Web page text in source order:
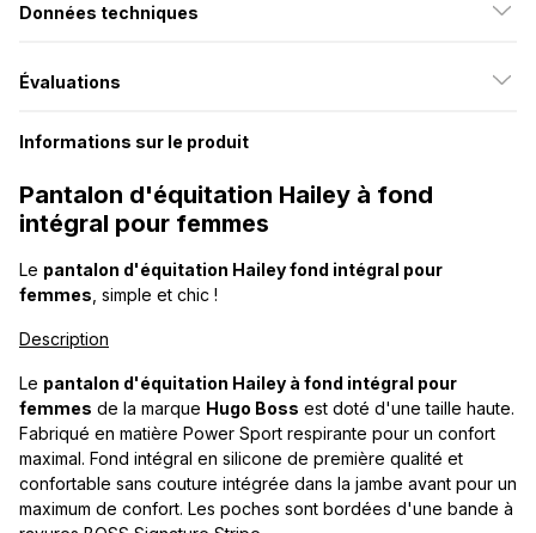
Données techniques
Évaluations
Informations sur le produit
Pantalon d'équitation Hailey à fond
intégral pour femmes
Le pantalon d'équitation Hailey fond intégral pour
femmes , simple et chic !
Description
Le pantalon d'équitation Hailey à fond intégral pour
femmes de la marque Hugo Boss est doté d'une taille haute.
Fabriqué en matière Power Sport respirante pour un confort
maximal. Fond intégral en silicone de première qualité et
confortable sans couture intégrée dans la jambe avant pour un
maximum de confort. Les poches sont bordées d'une bande à